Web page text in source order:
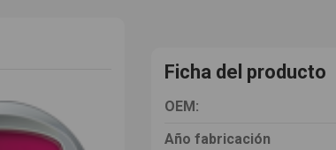
Ficha del producto
OEM:
Año fabricación